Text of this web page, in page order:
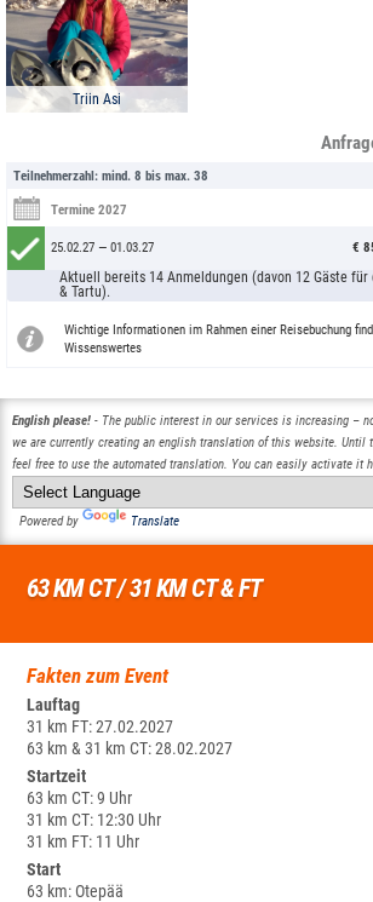
Triin Asi
Teilnehmerzahl: mind. 8 bis max. 38
Termine 2027
25.02.27 — 01.03.27 €
Aktuell bereits 14 Anmeldungen (davon 12 Gäste für
& Tartu).
Wichtige Informationen im Rahmen einer Reisebuchung
Wissenswertes
English please! - The public interest in our services is increasing –
we are currently creating an english translation of this website. Until
feel free to use the automated translation. You can easily activate it
Powered by Translate
63 KM CT / 31 KM CT & FT
Fakten zum Event
Lauftag
31 km FT: 27.02.2027
63 km & 31 km CT: 28.02.2027
Startzeit
63 km CT: 9 Uhr
31 km CT: 12:30 Uhr
31 km FT: 11 Uhr
Start
63 km: Otepää